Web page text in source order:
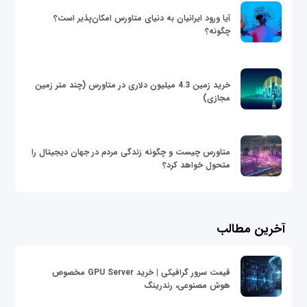
آیا ورود ایرانیان به دنیای متاورس امکان‌پذیر است؟
چگونه؟
خرید زمین 4.3 میلیون دلاری در متاورس (چند متر زمین
مجازی)
متاورس چیست و چگونه زندگی مردم در جهان دیجیتال را
متحول خواهد کرد؟
آخرین مطالب
قیمت سرور گرافیکی | خرید GPU Server مخصوص
هوش مصنوعی، رندرینگ